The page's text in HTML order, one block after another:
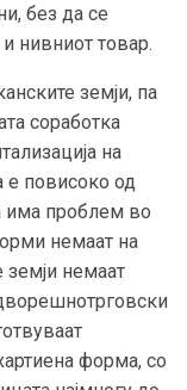
без да се
нивниот товар.
земји, па
соработка
на
е повисоко од
има проблем во
немаат на
земји немаат
форма, со